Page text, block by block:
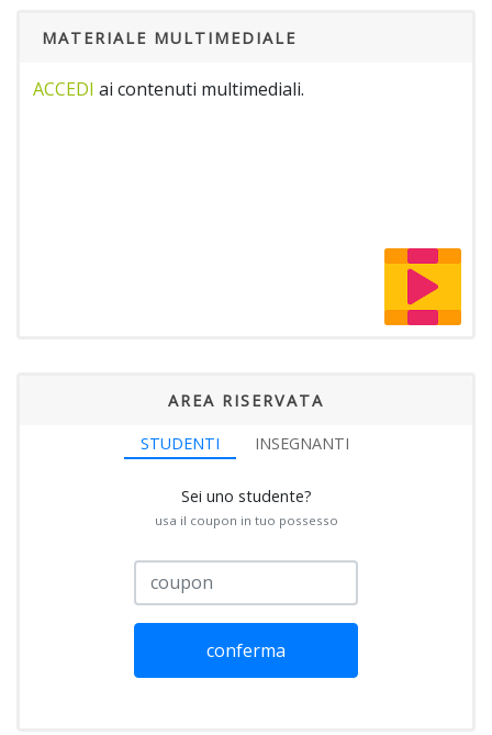
MATERIALE MULTIMEDIALE
ACCEDI ai contenuti multimediali.
AREA RISERVATA
STUDENTI INSEGNANTI
Sei uno studente?
usa il coupon in tuo possesso
conferma